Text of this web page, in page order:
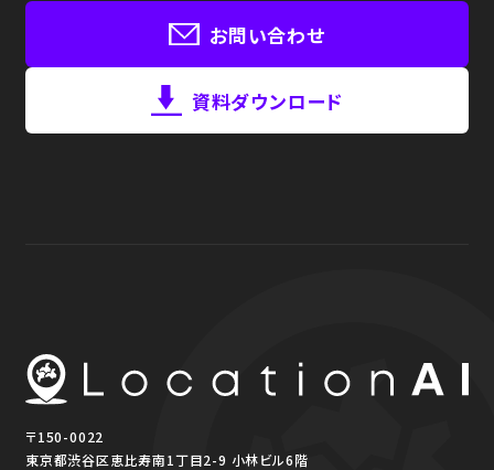
お問い合わせ
資料ダウンロード
〒150-0022
東京都渋谷区恵比寿南1丁目2-9 小林ビル6階